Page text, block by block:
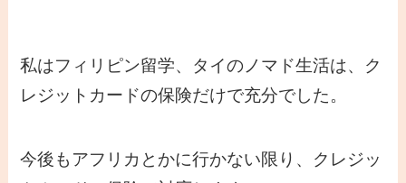
私はフィリピン留学、タイのノマド生活は、ク
レジットカードの保険だけで充分でした。
今後もアフリカとかに行かない限り、クレジッ